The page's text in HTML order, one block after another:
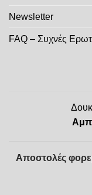
Newsletter
FAQ – Συχνές
Αποστολές